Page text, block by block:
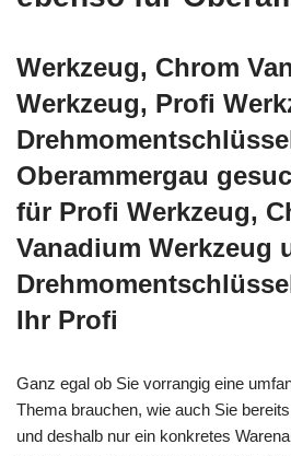
Werkzeug, Chrom
Werkzeug, Profi
Oberammergau
für Profi Werkzeug,
Vanadium Werkzeug
Ihr Profi
Ganz egal ob Sie vorrangig eine
Thema brauchen, wie auch Sie
und deshalb nur ein konkretes